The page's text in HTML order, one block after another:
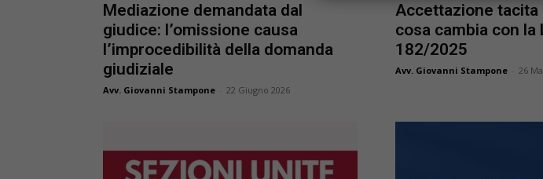
Mediazione demandata dal
giudice: l’omissione causa
l’improcedibilità della domanda
giudiziale
Avv. Giovanni Stampone 22 Giugno 2026
Accettazione tacita
cosa cambia con la
182/2025
Avv. Giovanni Stampone 26